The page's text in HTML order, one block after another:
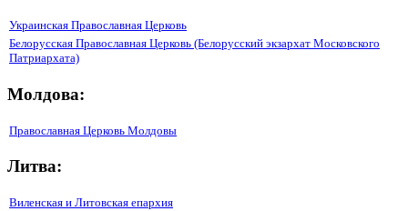
Украинская Православная Церковь
Белорусская Православная Церковь (Белорусский экзархат Московского
Патриархата)
Молдова:
Православная Церковь Молдовы
Литва:
Виленская и Литовская епархия